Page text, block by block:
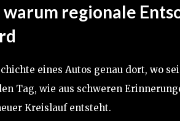
regionale
eines Autos genau dort, wo
Tag, wie aus schweren
Kreislauf entsteht.